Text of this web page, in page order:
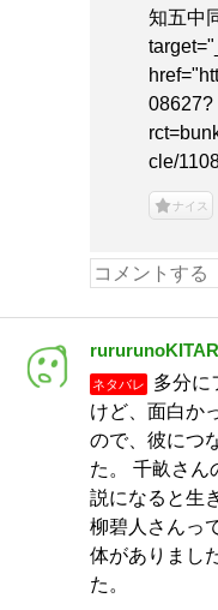
知五中
08627?
cle/
ナイス
ネタバレ
多分に
けど、面白か
ので、彼につ
た。 千畝さん
説になると生
柳碧人さんっ
体がありまし
た。